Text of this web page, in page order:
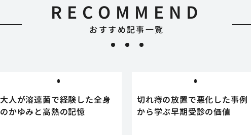
RECOMMEND
おすすめ記事一覧
大人が溶連菌で経験した全身
のかゆみと高熱の記憶
切れ痔の放置で悪化した事例
から学ぶ早期受診の価値